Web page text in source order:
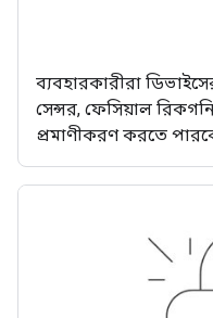
ব্যবহারকারীরা
সেন্সর, ফেসিয়াল
প্রমাণীকরণ করতে